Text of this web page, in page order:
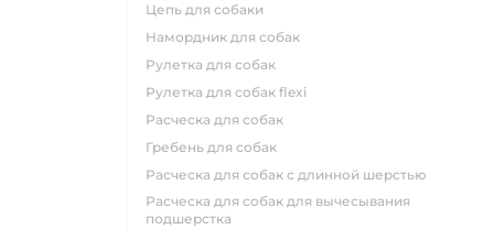
цепь для собаки
намордник для собак
рулетка для собак
рулетка для собак flexi
расческа для собак
гребень для собак
расческа для собак с длинной шерстью
расческа для собак для вычесывания
подшерстка